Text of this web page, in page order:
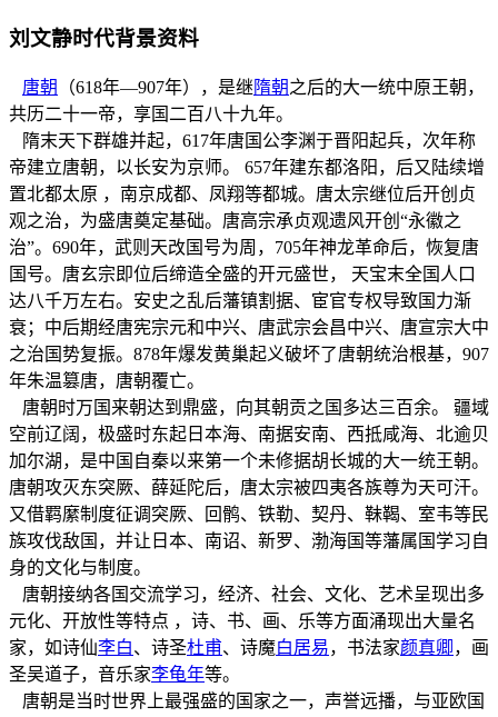
刘文静时代背景资料
唐朝 （618年—907年），是继隋朝之后的大一统中原王朝，
共历二十一帝，享国二百八十九年。
隋末天下群雄并起，617年唐国公李渊于晋阳起兵，次年称
帝建立唐朝，以长安为京师。 657年建东都洛阳，后又陆续增
置北都太原 ，南京成都、凤翔等都城。唐太宗继位后开创贞
观之治，为盛唐奠定基础。唐高宗承贞观遗风开创“永徽之
治”。690年，武则天改国号为周，705年神龙革命后，恢复唐
国号。唐玄宗即位后缔造全盛的开元盛世， 天宝末全国人口
达八千万左右。安史之乱后藩镇割据、宦官专权导致国力渐
衰；中后期经唐宪宗元和中兴、唐武宗会昌中兴、唐宣宗大中
之治国势复振。878年爆发黄巢起义破坏了唐朝统治根基，907
年朱温篡唐，唐朝覆亡。
唐朝时万国来朝达到鼎盛，向其朝贡之国多达三百余。 疆域
空前辽阔，极盛时东起日本海、南据安南、西抵咸海、北逾贝
加尔湖，是中国自秦以来第一个未修据胡长城的大一统王朝。
唐朝攻灭东突厥、薛延陀后，唐太宗被四夷各族尊为天可汗。
又借羁縻制度征调突厥、回鹘、铁勒、契丹、靺鞨、室韦等民
族攻伐敌国，并让日本、南诏、新罗、渤海国等藩属国学习自
身的文化与制度。
唐朝接纳各国交流学习，经济、社会、文化、艺术呈现出多
元化、开放性等特点 ，诗、书、画、乐等方面涌现出大量名
家，如诗仙李白、诗圣杜甫、诗魔白居易，书法家颜真卿，画
圣吴道子，音乐家李龟年等。
唐朝是当时世界上最强盛的国家之一，声誉远播，与亚欧国